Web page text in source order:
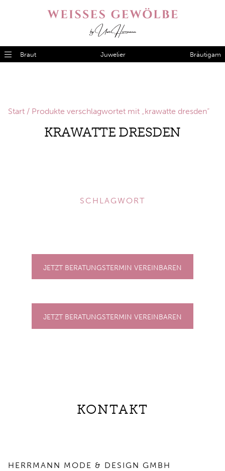
Braut Juwelier Bräutigam
Start / Produkte verschlagwortet mit „krawatte dresden“
KRAWATTE DRESDEN
SCHLAGWORT
JETZT BERATUNGSTERMIN VEREINBAREN
JETZT BERATUNGSTERMIN VEREINBAREN
KONTAKT
HERRMANN MODE & DESIGN GMBH